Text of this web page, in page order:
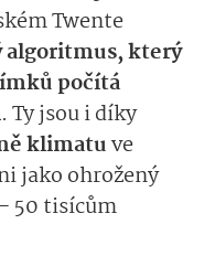
Twente
algoritmus, který
počítá
. Ty jsou i díky
klimatuve
jako ohrožený
50 tisícům